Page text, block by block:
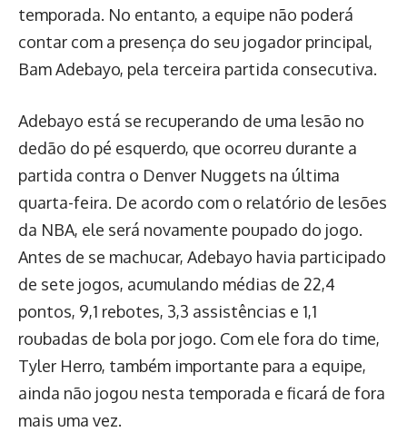
temporada. No entanto, a equipe não poderá
contar com a presença do seu jogador principal,
Bam Adebayo, pela terceira partida consecutiva.
Adebayo está se recuperando de uma lesão no
dedão do pé esquerdo, que ocorreu durante a
partida contra o Denver Nuggets na última
quarta-feira. De acordo com o relatório de lesões
da NBA, ele será novamente poupado do jogo.
Antes de se machucar, Adebayo havia participado
de sete jogos, acumulando médias de 22,4
pontos, 9,1 rebotes, 3,3 assistências e 1,1
roubadas de bola por jogo. Com ele fora do time,
Tyler Herro, também importante para a equipe,
ainda não jogou nesta temporada e ficará de fora
mais uma vez.